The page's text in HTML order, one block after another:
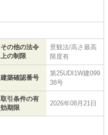
その他の法令
上の制限
景観法/高さ最高
限度有
建築確認番号
第25UDI1W建099
38号
取引条件の有
効期限
2026年08月21日